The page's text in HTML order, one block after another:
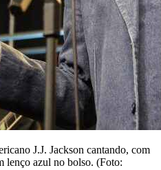
J.J. Jackson cantando, com
lenço azul no bolso. (Foto: